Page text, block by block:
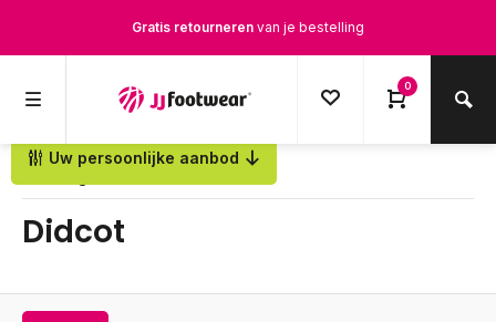
Gratis retourneren van je bestelling
0
Uw persoonlijke aanbod
Didcot